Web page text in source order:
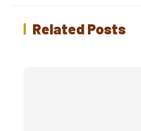
Related Posts